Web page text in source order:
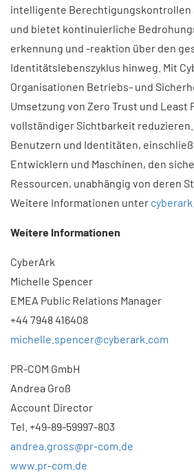
intelligente Berechtigungskontrollen
und bietet kontinuierliche
erkennung und -reaktion über den
Identitätslebenszyklus hinweg. Mit
Organisationen Betriebs- und
Umsetzung von Zero Trust und Least
vollständiger Sichtbarkeit
Benutzern und Identitäten,
Entwicklern und Maschinen, den
Ressourcen, unabhängig von deren
Weitere Informationen unter
Weitere Informationen
CyberArk
Michelle Spencer
EMEA Public Relations Manager
+44 7948 416408
michelle.spencer@cyberark.com
PR-COM GmbH
Andrea Groß
Account Director
Tel. +49-89-59997-803
andrea.gross@pr-com.de
www.pr-com.de